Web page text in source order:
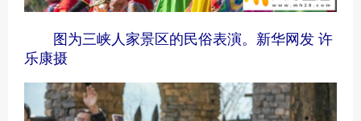
图为三峡人家景区的民俗表演。新华网发 许
乐康摄